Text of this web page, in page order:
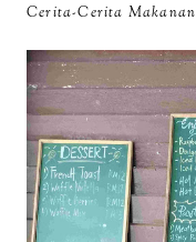
Cerita-Cerita Makanan